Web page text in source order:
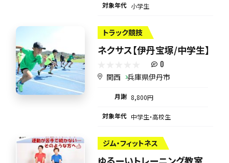
対象年代 小学生
トラック競技
ネクサス【伊丹宝塚/中学生】
0
関西 兵庫県伊丹市
月謝 8,800円
対象年代 中学生・高校生
ジム・フィットネス